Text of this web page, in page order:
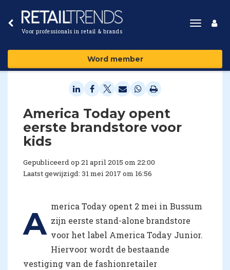
Voor professionals in retail & brands
Toggle
Word member
​America Today opent
eerste brandstore voor
kids
Gepubliceerd op 21 april 2015 om 22:00
Laatst gewijzigd: 31 mei 2017 om 16:56
A merica Today opent 2 mei in Bussum
zijn eerste stand-alone brandstore
voor het label America Today Junior.
Hiervoor wordt de bestaande
vestiging van de fashionretailer